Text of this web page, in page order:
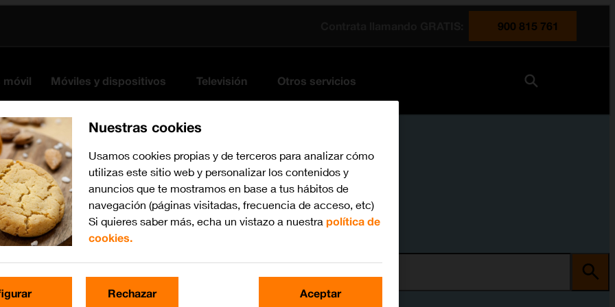
900 815 761
móvil Móviles y dispositivos Televisión Otros servicios
Nuestras cookies
Usamos cookies propias y de terceros para analizar cómo
utilizas este sitio web y personalizar los contenidos y
anuncios que te mostramos en base a tus hábitos de
navegación (páginas visitadas, frecuencia de acceso, etc)
Si quieres saber más, echa un vistazo a nuestra política de
cookies.
Rechazar Aceptar